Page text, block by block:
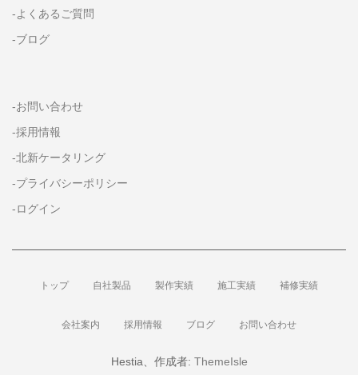
-よくあるご質問
-ブログ
-お問い合わせ
-採用情報
-北新ケータリング
-プライバシーポリシー
-ログイン
トップ 自社製品 製作実績 施工実績 補修実績
会社案内 採用情報 ブログ お問い合わせ
Hestia、作成者: ThemeIsle